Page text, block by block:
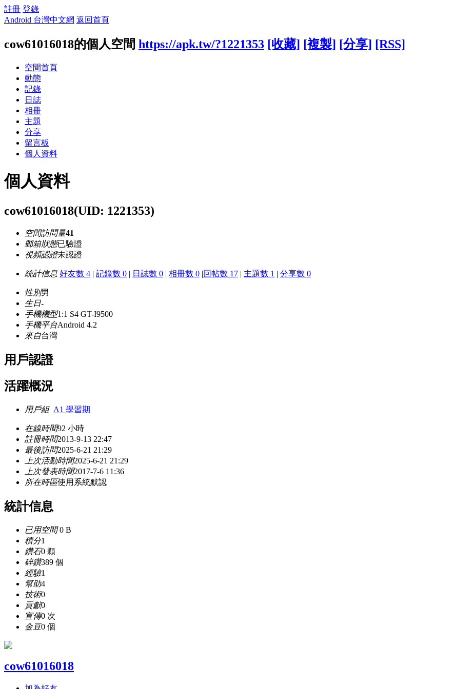
註冊 登錄
Android 台灣中文網 返回首頁
cow61016018的個人空間 https://apk.tw/?1221353 [收藏] [複製] [分享] [RSS]
空間首頁
動態
記錄
日誌
相冊
主題
分享
留言板
個人資料
個人資料
cow61016018(UID: 1221353)
空間訪問量41
郵箱狀態已驗證
視頻認證未認證
統計信息 好友數 4 | 記錄數 0 | 日誌數 0 | 相冊數 0 |回帖數 17 | 主題數 1 | 分享數 0
性別男
生日-
手機機型1:1 S4 GT-I9500
手機平台Android 4.2
來自台灣
用戶認證
活躍概況
用戶組 A1 學習期
在線時間92 小時
註冊時間2013-9-13 22:47
最後訪問2025-6-21 21:29
上次活動時間2025-6-21 21:29
上次發表時間2017-7-6 11:36
所在時區使用系統默認
統計信息
已用空間0 B
積分1
鑽石0 顆
碎鑽389 個
經驗1
幫助4
技術0
貢獻0
宣傳0 次
金豆0 個
cow61016018